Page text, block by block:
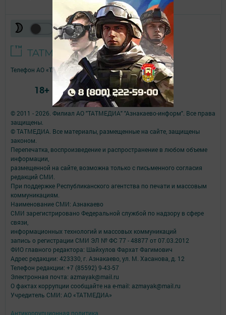
© 2011 - 2026. Филиал АО "ТАТМЕДИА" "Азнакаево-информ". Все права
защищены.
© ТАТМЕДИА. Все материалы, размещенные на сайте, защищены
законом.
Перепечатка, воспроизведение и распространение в любом объеме
информации,
размещенной на сайте, возможна только с письменного согласия
редакций СМИ.
При поддержке Республиканского агентства по печати и массовым
коммуникациям.
Наименование СМИ: Азнакаево
СМИ зарегистрировано Федеральной службой по надзору в сфере
связи,
информационных технологий и массовых коммуникаций
запись о регистрации СМИ ЭЛ № ФС 77 - 48877 от 07.03.2012
ФИО главного редактора: Шайхулов Фархат Фагимович
Адрес редакции: 423330, г. Азнакаево, ул. М. Хасанова, д. 12
Телефон редакции: +7 (85592) 9-43-57
Электронная почта: azmayak@mail.ru
О фактах коррупции сообщайте на e-mail: azmayak@mail.ru
Учредитель СМИ: АО «ТАТМЕДИА»
Антикоррупционная политика
Телефон АО «ТАТМЕДИА»:(843) 222 09 84
18+